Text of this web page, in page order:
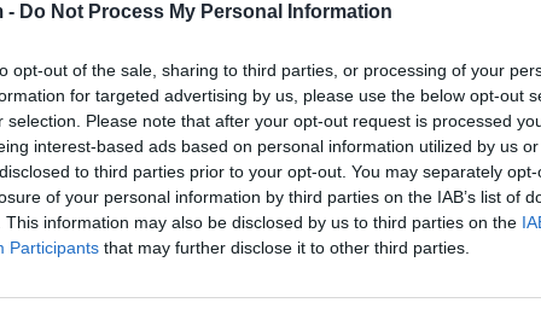
- Do Not Process My Personal Information
opt-out of the sale, sharing to third parties, or processing of your
for targeted advertising by us, please use the below opt-out
selection. Please note that after your opt-out request is processed
interest-based ads based on personal information utilized by us
to third parties prior to your opt-out. You may separately
of your personal information by third parties on the IAB’s list of
This information may also be disclosed by us to third parties on the
Participants that may further disclose it to other third parties.